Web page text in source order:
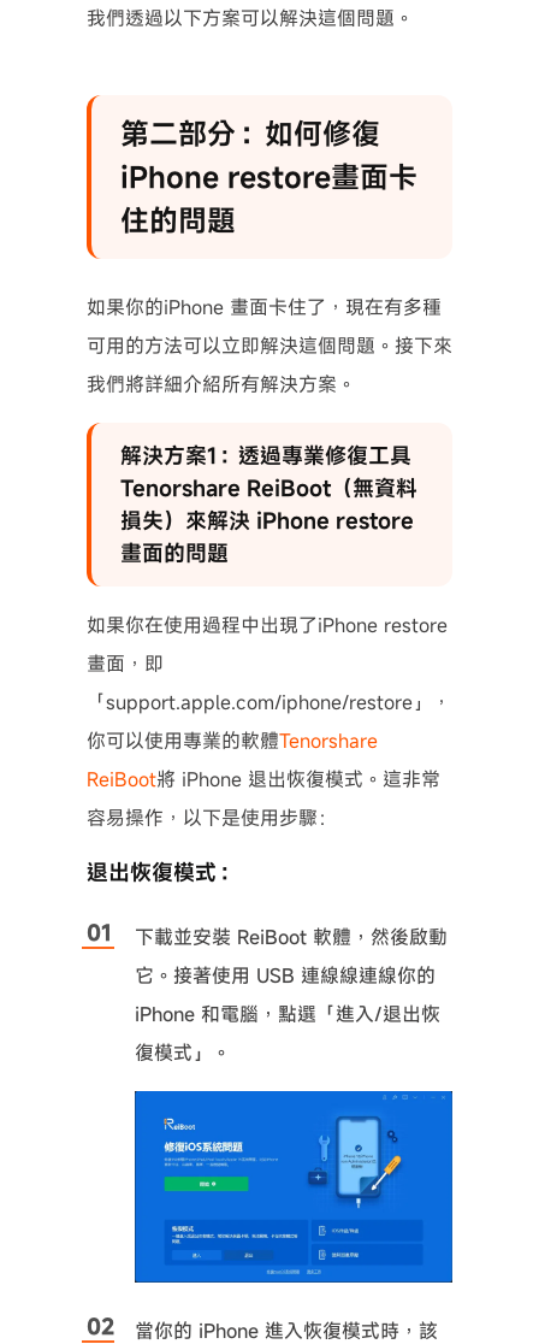
我們透過以下方案可以解決這個問題。
第二部分：如何修復
iPhone restore畫面卡
住的問題
如果你的iPhone 畫面卡住了，現在有多種
可用的方法可以立即解決這個問題。接下來
我們將詳細介紹所有解決方案。
解決方案1：透過專業修復工具
Tenorshare ReiBoot（無資料
損失）來解決 iPhone restore
畫面的問題
如果你在使用過程中出現了iPhone restore
畫面，即
「support.apple.com/iphone/restore」，
你可以使用專業的軟體Tenorshare
ReiBoot將 iPhone 退出恢復模式。這非常
容易操作，以下是使用步驟：
退出恢復模式：
下載並安裝 ReiBoot 軟體，然後啟動
它。接著使用 USB 連線線連線你的
iPhone 和電腦，點選「進入/退出恢
復模式」。
當你的 iPhone 進入恢復模式時，該